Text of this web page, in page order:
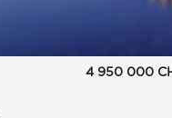
4 950 000